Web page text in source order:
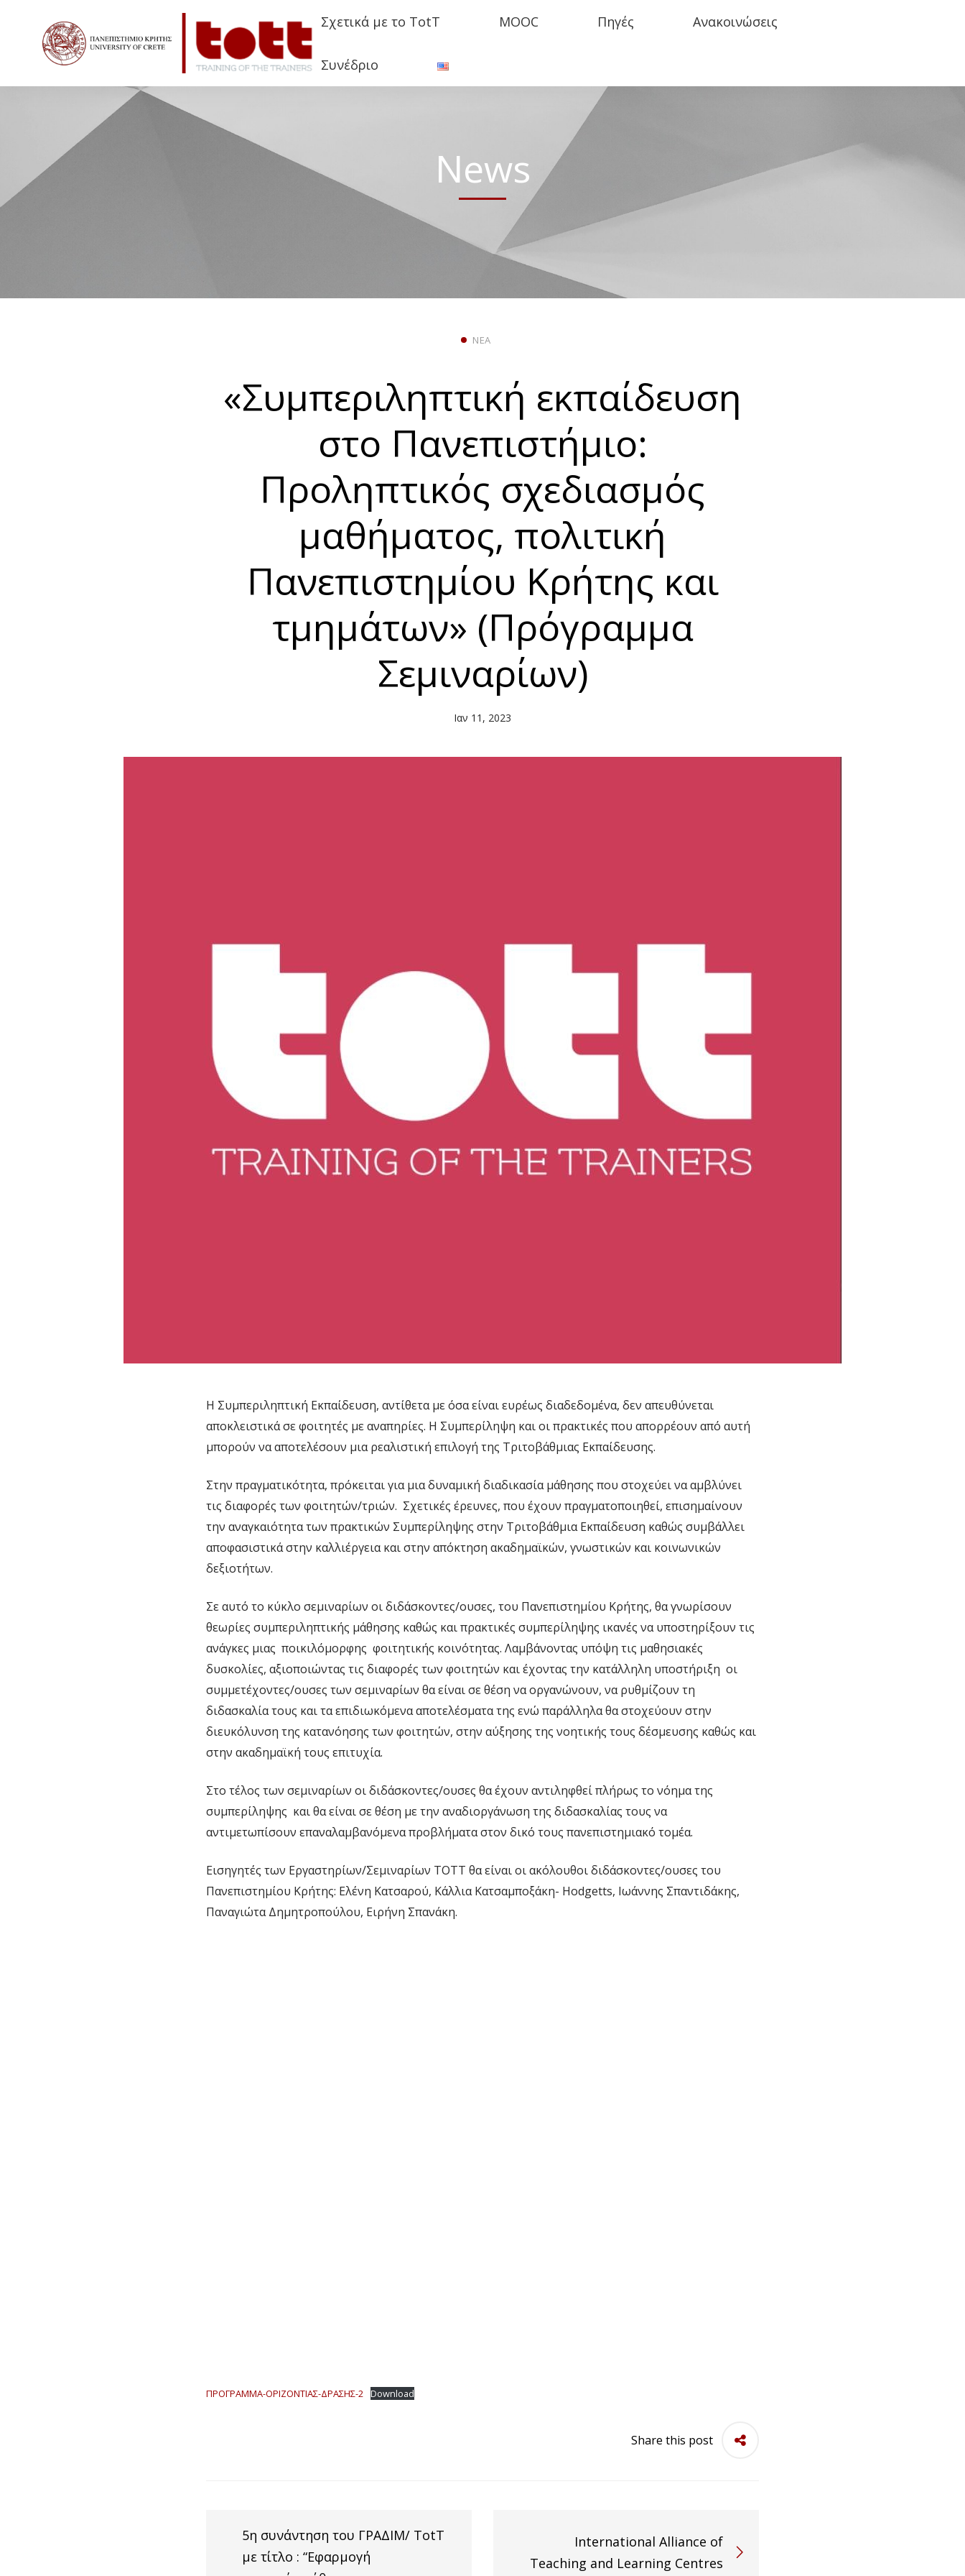
Σχετικά με το TotT MOOC Πηγές Ανακοινώσεις
Συνέδριο
Home Νέα «Συμπεριληπτική εκπαίδευση στο Πανεπιστήμιο: Προληπτικός σχεδιασμός μαθήματος, πολιτική Πανεπιστημίου Κρήτης και τμημάτων» (Πρόγραμμα Σεμιναρίων)
News
ΝΈΑ
«Συμπεριληπτική εκπαίδευση
στο Πανεπιστήμιο:
Προληπτικός σχεδιασμός
μαθήματος, πολιτική
Πανεπιστημίου Κρήτης και
τμημάτων» (Πρόγραμμα
Σεμιναρίων)
Ιαν 11, 2023
Η Συμπεριληπτική Εκπαίδευση, αντίθετα με όσα είναι ευρέως διαδεδομένα, δεν απευθύνεται
αποκλειστικά σε φοιτητές με αναπηρίες. Η Συμπερίληψη και οι πρακτικές που απορρέουν από αυτή
μπορούν να αποτελέσουν μια ρεαλιστική επιλογή της Τριτοβάθμιας Εκπαίδευσης.
Στην πραγματικότητα, πρόκειται για μια δυναμική διαδικασία μάθησης που στοχεύει να αμβλύνει
τις διαφορές των φοιτητών/τριών. Σχετικές έρευνες, που έχουν πραγματοποιηθεί, επισημαίνουν
την αναγκαιότητα των πρακτικών Συμπερίληψης στην Τριτοβάθμια Εκπαίδευση καθώς συμβάλλει
αποφασιστικά στην καλλιέργεια και στην απόκτηση ακαδημαϊκών, γνωστικών και κοινωνικών
δεξιοτήτων.
Σε αυτό το κύκλο σεμιναρίων οι διδάσκοντες/ουσες, του Πανεπιστημίου Κρήτης, θα γνωρίσουν
θεωρίες συμπεριληπτικής μάθησης καθώς και πρακτικές συμπερίληψης ικανές να υποστηρίξουν τις
ανάγκες μιας ποικιλόμορφης φοιτητικής κοινότητας. Λαμβάνοντας υπόψη τις μαθησιακές
δυσκολίες, αξιοποιώντας τις διαφορές των φοιτητών και έχοντας την κατάλληλη υποστήριξη οι
συμμετέχοντες/ουσες των σεμιναρίων θα είναι σε θέση να οργανώνουν, να ρυθμίζουν τη
διδασκαλία τους και τα επιδιωκόμενα αποτελέσματα της ενώ παράλληλα θα στοχεύουν στην
διευκόλυνση της κατανόησης των φοιτητών, στην αύξησης της νοητικής τους δέσμευσης καθώς και
στην ακαδημαϊκή τους επιτυχία.
Στο τέλος των σεμιναρίων οι διδάσκοντες/ουσες θα έχουν αντιληφθεί πλήρως το νόημα της
συμπερίληψης και θα είναι σε θέση με την αναδιοργάνωση της διδασκαλίας τους να
αντιμετωπίσουν επαναλαμβανόμενα προβλήματα στον δικό τους πανεπιστημιακό τομέα.
Εισηγητές των Εργαστηρίων/Σεμιναρίων ΤΟΤΤ θα είναι οι ακόλουθοι διδάσκοντες/ουσες του
Πανεπιστημίου Κρήτης: Ελένη Κατσαρού, Κάλλια Κατσαμποξάκη- Hodgetts, Ιωάννης Σπαντιδάκης,
Παναγιώτα Δημητροπούλου, Ειρήνη Σπανάκη.
ΠΡΟΓΡΑΜΜΑ-ΟΡΙΖΟΝΤΙΑΣ-ΔΡΑΣΗΣ-2 Download
Share this post
5η συνάντηση του ΓΡΑΔΙΜ/ TotT
με τίτλο : “Εφαρμογή
International Alliance of
Teaching and Learning Centres